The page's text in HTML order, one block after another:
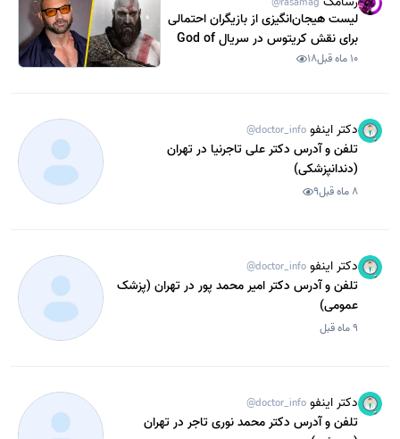
لیست هیجان‌انگیزی از بازیگران احتمالی
برای نقش کریتوس در سریال God of
War
10 ماه قبل 18
دکتر اینفو @doctor_info
تلفن و آدرس دکتر علی تاجرنیا در تهران
(دندانپزشکی)
8 ماه قبل 9
دکتر اینفو @doctor_info
تلفن و آدرس دکتر امیر محمد پور در تهران (پزشک
عمومی)
9 ماه قبل
دکتر اینفو @doctor_info
تلفن و آدرس دکتر محمد نوری تاجر در تهران